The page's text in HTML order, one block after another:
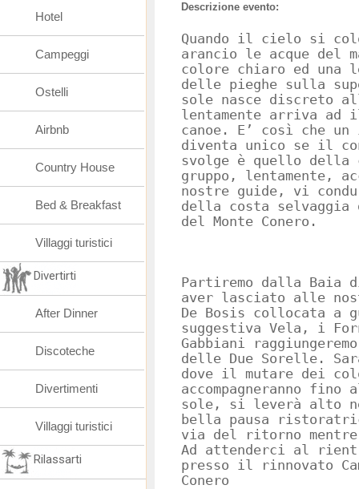
Descrizione evento:
Quando il cielo si
arancio le acque del
colore chiaro ed una
delle pieghe sulla
sole nasce discreto
lentamente arriva ad
canoe. E’ così che
diventa unico se il
svolge è quello della
gruppo, lentamente,
nostre guide, vi
della costa selvaggia
del Monte Conero.
Partiremo dalla Baia
aver lasciato alle
De Bosis collocata a
suggestiva Vela, i
Gabbiani
delle Due Sorelle.
dove il mutare dei
accompagneranno
sole, si leverà alto
bella pausa
via del ritorno
Ad attenderci al
presso il rinnovato
Conero
Hotel
Campeggi
Ostelli
Airbnb
Country House
Bed & Breakfast
Villaggi turistici
Divertirti
After Dinner
Discoteche
Divertimenti
Villaggi turistici
Rilassarti